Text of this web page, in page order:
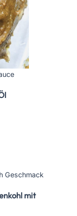
Geschmack
mit